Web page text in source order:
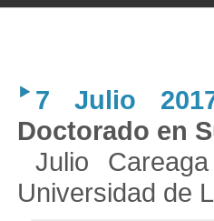
7 Julio
Doctorado en
Julio
Universidad de